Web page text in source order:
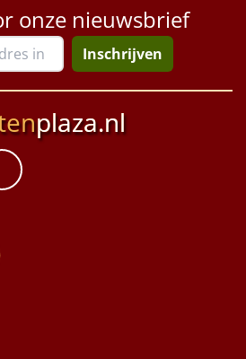
onze nieuwsbrief
Inschrijven
plaza.nl